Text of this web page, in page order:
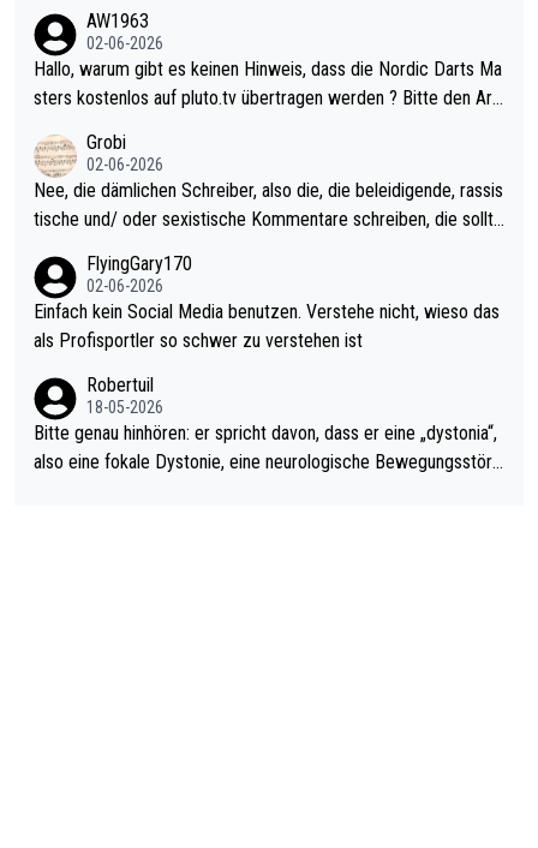
Allerdings ist Mitchell Lawrie als Nummer 1 der Welt eh qualifi
ziert. Somit ändert die automatische Qualifikation des Weltmei
sters erstmal nichts. Ich denke sie wollen damit für nächstes J
ohl wenig WDF Turniere spielen. Dies war bei Archie Self letzt
es Jahr der Fall. Er musste als amtierender Weltmeister durch
den Qualifier und ich glaube kaum, dass Mitchel sich das (in Ve
el hat.
AW1963
02-06-2026
Hallo, warum gibt es keinen Hinweis, dass die Nordic Darts Ma
sters kostenlos auf pluto.tv übertragen werden ? Bitte den Arti
Grobi
02-06-2026
Nee, die dämlichen Schreiber, also die, die beleidigende, rassis
tische und/ oder sexistische Kommentare schreiben, die sollte
s Leben in den Griff kriegen. Nur eins wundert mich: Luke Little
r war doch neulich erst derjenige, der über Social Media GvV p
rovoziert hat. Und Littlers Mutter schießt öfters mal gegen Ric
FlyingGary170
02-06-2026
Einfach kein Social Media benutzen. Verstehe nicht, wieso das
als Profisportler so schwer zu verstehen ist
Robertuil
18-05-2026
Bitte genau hinhören: er spricht davon, dass er eine „dystonia“,
also eine fokale Dystonie, eine neurologische Bewegungsstöru